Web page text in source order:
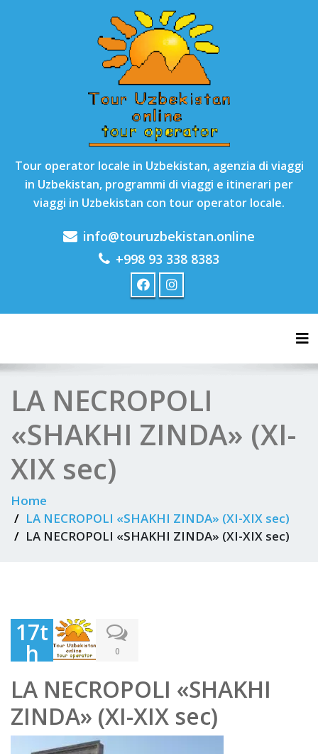
Tour operator locale in Uzbekistan, agenzia di viaggi
in Uzbekistan, programmi di viaggi e itinerari per
viaggi in Uzbekistan con tour operator locale.
info@touruzbekistan.online
+998 93 338 8383
LA NECROPOLI
«SHAKHI ZINDA» (XI-
XIX sec)
Home
LA NECROPOLI «SHAKHI ZINDA» (XI-XIX sec)
LA NECROPOLI «SHAKHI ZINDA» (XI-XIX sec)
17t
h
Jun
e
202
0
0
LA NECROPOLI «SHAKHI
ZINDA» (XI-XIX sec)